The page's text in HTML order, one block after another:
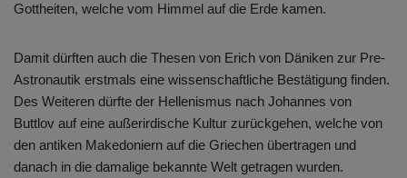
Gottheiten, welche vom Himmel auf die Erde kamen.
Damit dürften auch die Thesen von Erich von Däniken zur Pre-
Astronautik erstmals eine wissenschaftliche Bestätigung finden.
Des Weiteren dürfte der Hellenismus nach Johannes von
Buttlov auf eine außerirdische Kultur zurückgehen, welche von
den antiken Makedoniern auf die Griechen übertragen und
danach in die damalige bekannte Welt getragen wurden.